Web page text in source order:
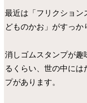
最近は「フリクション
どものかお」がすっか
消しゴムスタンプが趣
るくらい、世の中には
プがあります。